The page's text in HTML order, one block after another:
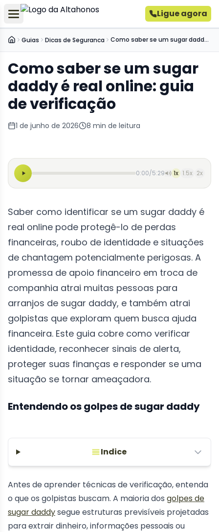
Ligue agora
InicioGuias Dicas de Seguranca Como saber se um sugar daddy é real online: guia de verificação
Como saber se um sugar
daddy é real online: guia
de verificação
1 de junho de 2026 8 min de leitura
0:00/5:29 1x 1.5x 2x
Saber como identificar se um sugar daddy é
real online pode protegê-lo de perdas
financeiras, roubo de identidade e situações
de chantagem potencialmente perigosas. A
promessa de apoio financeiro em troca de
companhia atrai muitas pessoas para
arranjos de sugar daddy, e também atrai
golpistas que exploram quem busca ajuda
financeira. Este guia cobre como verificar
identidade, reconhecer sinais de alerta,
proteger suas finanças e responder se uma
situação se tornar ameaçadora.
Entendendo os golpes de sugar daddy
Indice
Antes de aprender técnicas de verificação, entenda
o que os golpistas buscam. A maioria dos golpes de
sugar daddysegue estruturas previsíveis projetadas
para extrair dinheiro, informações pessoais ou